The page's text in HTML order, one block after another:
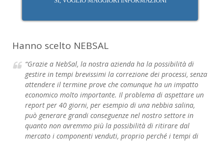
Hanno scelto NEBSAL
“Grazie a NebSal, la nostra azienda ha la possibilità di
gestire in tempi brevissimi la correzione dei processi, senza
attendere il termine prove che comunque ha un impatto
economico molto importante. Il problema di aspettare un
report per 40 giorni, per esempio di una nebbia salina,
può generare grandi conseguenze nel nostro settore in
quanto non avremmo più la possibilità di ritirare dal
mercato i componenti venduti, proprio perché i tempi di